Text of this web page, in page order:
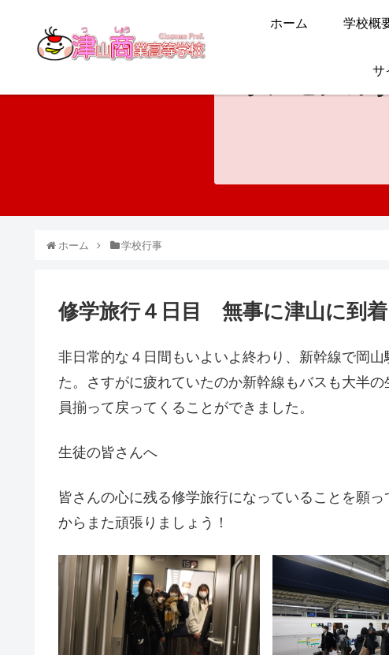
ホーム 学校概
サ
ホンモノの
ホーム 学校行事
修学旅行４日目 無事に津山に到着
非日常的な４日間もいよいよ終わり、新幹線で岡
た。さすがに疲れていたのか新幹線もバスも大半
員揃って戻ってくることができました。
生徒の皆さんへ
皆さんの心に残る修学旅行になっていることを願
からまた頑張りましょう！